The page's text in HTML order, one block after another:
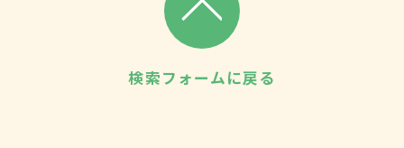
検索フォームに戻る